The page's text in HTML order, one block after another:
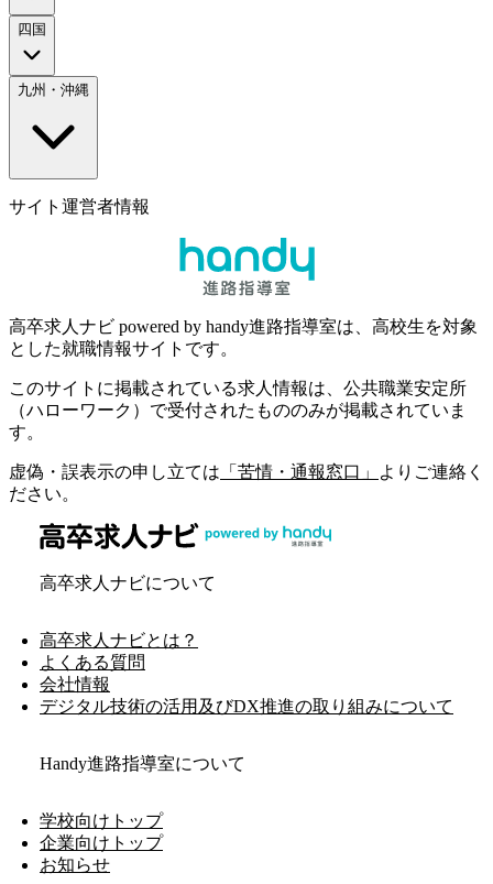
四国
九州・沖縄
サイト運営者情報
高卒求人ナビ powered by handy進路指導室は、高校生を対象
とした就職情報サイトです。
このサイトに掲載されている求人情報は、公共職業安定所
（ハローワーク）で受付されたもののみが掲載されていま
す。
虚偽・誤表示の申し立ては 「苦情・通報窓口」
よりご連絡く
ださい。
高卒求人ナビについて
高卒求人ナビとは？
よくある質問
会社情報
デジタル技術の活用及びDX推進の取り組みについて
Handy進路指導室について
学校向けトップ
企業向けトップ
お知らせ